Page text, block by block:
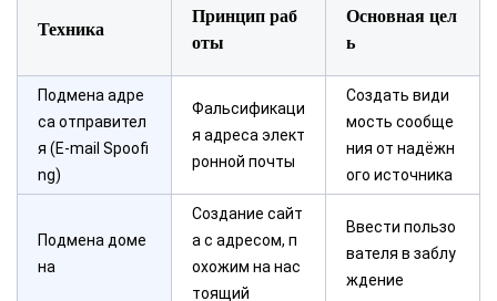
Техника
Принцип раб
оты
Основная цел
ь
Подмена адре
са отправител
я (E-mail Spoofi
ng)
Фальсификаци
я адреса элект
ронной почты
Создать види
мость сообще
ния от надёжн
ого источника
Подмена доме
на
Создание сайт
а с адресом, п
охожим на нас
тоящий
Ввести пользо
вателя в заблу
ждение